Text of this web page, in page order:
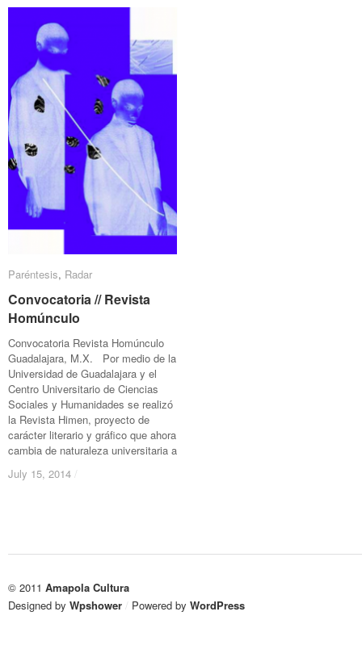
Paréntesis, Radar
Convocatoria // Revista
Homúnculo
Convocatoria Revista Homúnculo
Guadalajara, M.X. Por medio de la
Universidad de Guadalajara y el
Centro Universitario de Ciencias
Sociales y Humanidades se realizó
la Revista Himen, proyecto de
carácter literario y gráfico que ahora
cambia de naturaleza universitaria a
July 15, 2014 /
Paréntesis Radar
Convocatoria // Revista
Homúnculo
July 15, 2014 /
© 2011 Amapola Cultura
Designed by Wpshower / Powered by WordPress